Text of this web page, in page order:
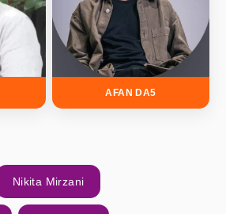
AFAN DA5
Nikita Mirzani